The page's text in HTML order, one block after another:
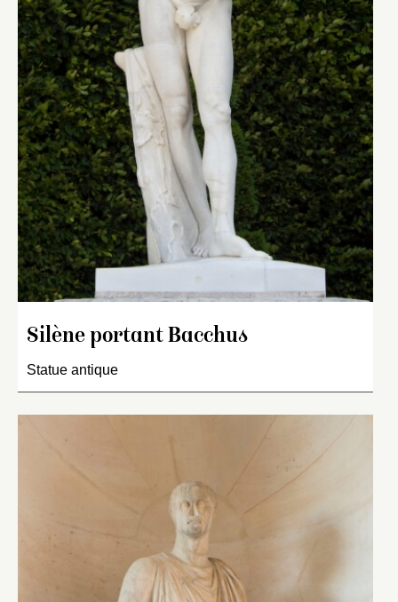
Silène portant Bacchus
Statue antique